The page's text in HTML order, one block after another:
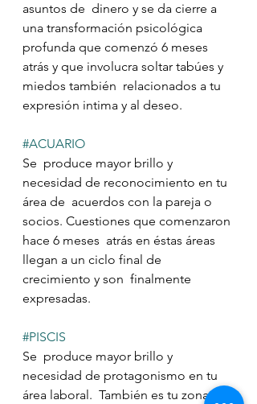
asuntos de  dinero y se da cierre a
una transformación psicológica
profunda que comenzó 6 meses
atrás y que involucra soltar tabúes y
miedos también  relacionados a tu
expresión intima y al deseo.
#ACUARIO
Se  produce mayor brillo y
necesidad de reconocimiento en tu
área de  acuerdos con la pareja o
socios. Cuestiones que comenzaron
hace 6 meses  atrás en éstas áreas
llegan a un ciclo final de
crecimiento y son  finalmente
expresadas.
#PISCIS
Se  produce mayor brillo y
necesidad de protagonismo en tu
área laboral.  También es tu zona de